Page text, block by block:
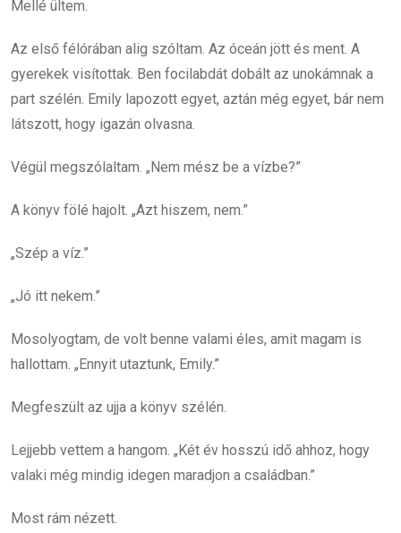
Mellé ültem.
Az első félórában alig szóltam. Az óceán jött és ment. A
gyerekek visítottak. Ben focilabdát dobált az unokámnak a
part szélén. Emily lapozott egyet, aztán még egyet, bár nem
látszott, hogy igazán olvasna.
Végül megszólaltam. „Nem mész be a vízbe?”
A könyv fölé hajolt. „Azt hiszem, nem.”
„Szép a víz.”
„Jó itt nekem.”
Mosolyogtam, de volt benne valami éles, amit magam is
hallottam. „Ennyit utaztunk, Emily.”
Megfeszült az ujja a könyv szélén.
Lejjebb vettem a hangom. „Két év hosszú idő ahhoz, hogy
valaki még mindig idegen maradjon a családban.”
Most rám nézett.